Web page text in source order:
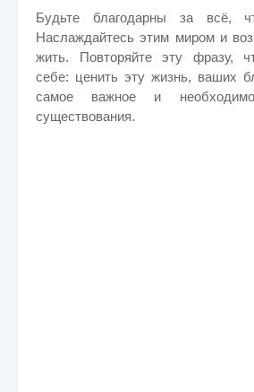
Будьте благодарны за всё,
Наслаждайтесь этим миром и
жить. Повторяйте эту фразу,
себе: ценить эту жизнь, ваших
самое важное и
существования.